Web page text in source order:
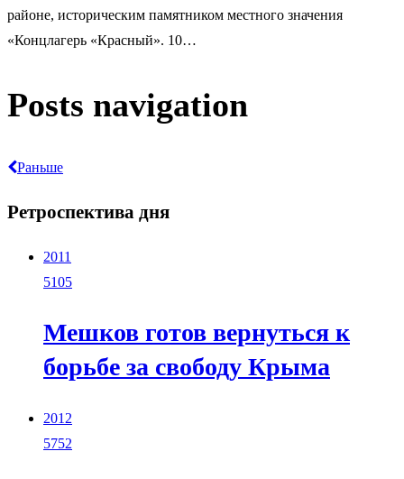
районе, историческим памятником местного значения
«Концлагерь «Красный». 10…
Posts navigation
Раньше
Ретроспектива дня
2011
5105
Мешков готов вернуться к
борьбе за свободу Крыма
2012
5752